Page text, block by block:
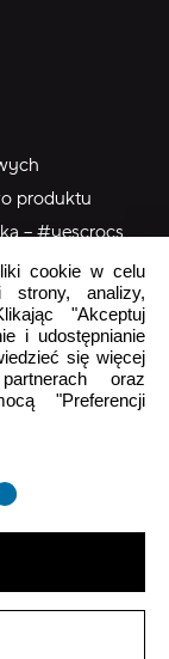
produktu
– #yescrocs
Wyślij
cookie w celu
strony, analizy,
"Akceptuj
i udostępnianie
się więcej
oraz
"Preferencji